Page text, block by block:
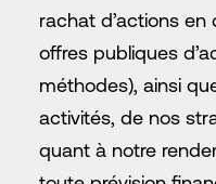
rachat d’actions en
offres publiques
méthodes), ainsi
activités, de nos
quant à notre